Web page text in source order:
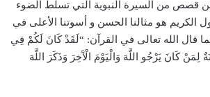
قصص من السيرة النبوية التي تسلط الضوء
الكريم هو مثالنا الحسن و أسوتنا الأعلى في
قال الله تعالى في القرآن: “لَقَدْ كَانَ لَكُمْ فِي
كَانَ يَرْجُو اللَّهَ وَالْيَوْمَ الْآَخِرَ وَذَكَرَ اللَّهَ